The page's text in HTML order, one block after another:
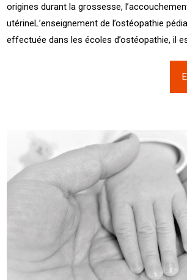
origines durant la grossesse,
utérineL’enseignement de l’ostéopathie
effectuée dans les écoles d’ostéopathie, il